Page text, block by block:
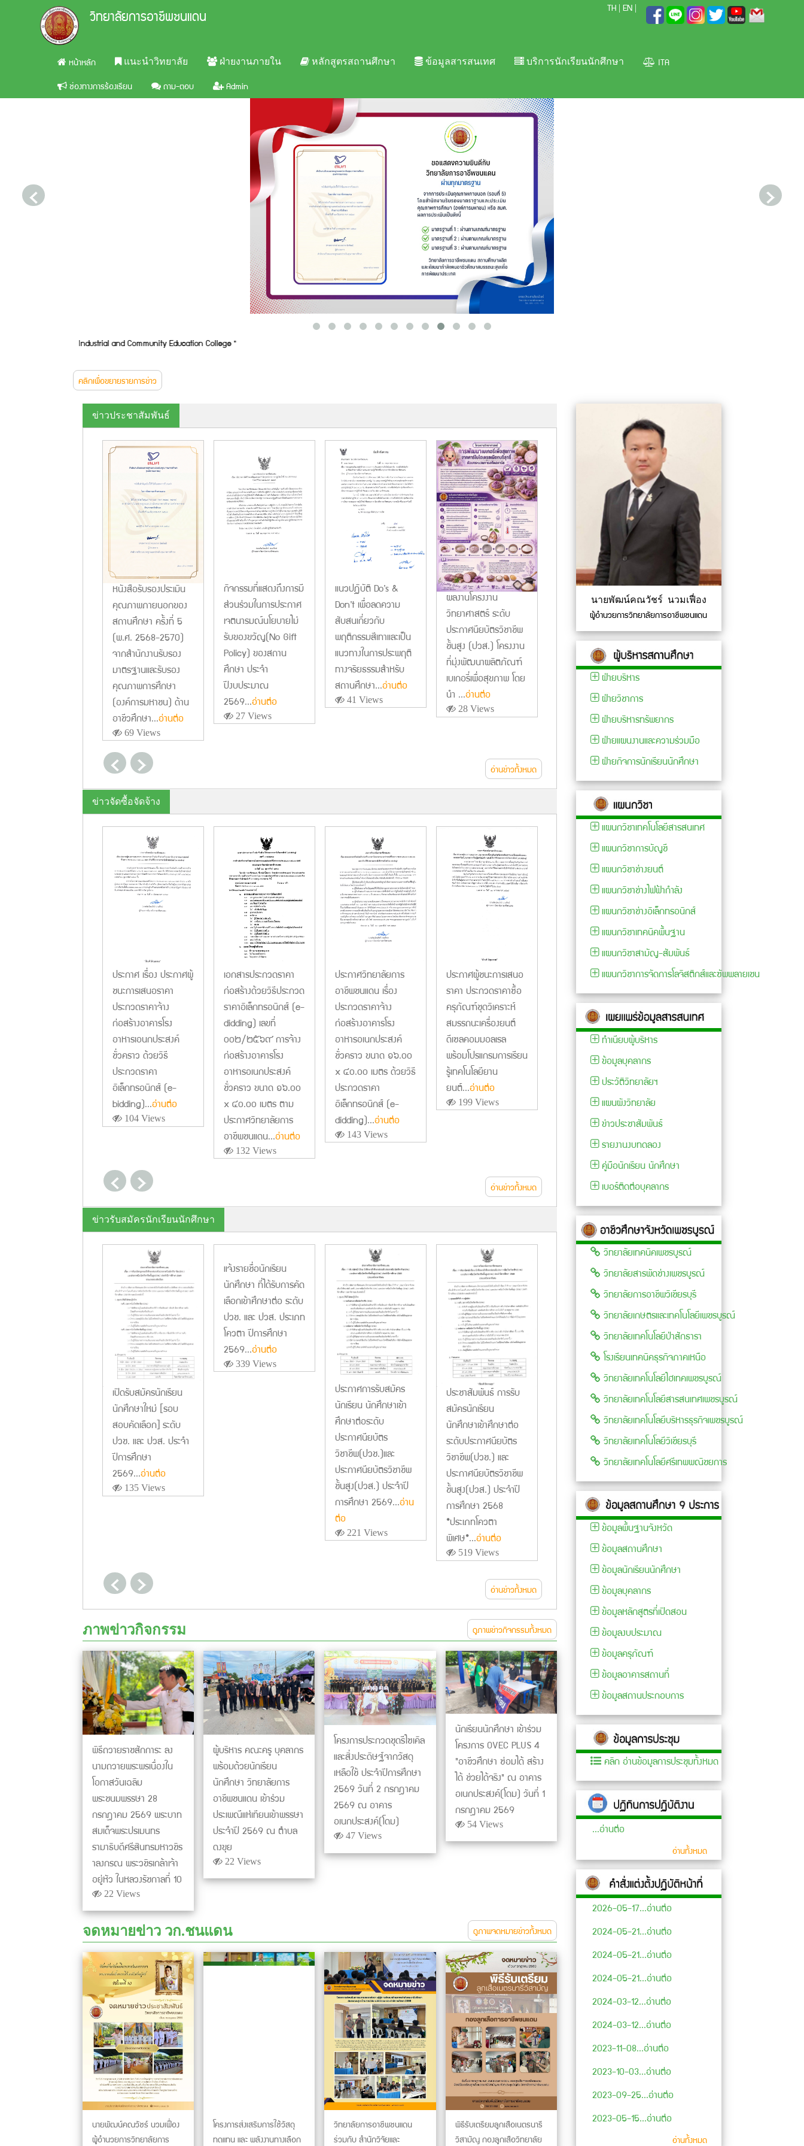
วิทยาลัยการอาชีพชนแดน TH EN
หน้าหลัก แนะนำวิทยาลัย ฝ่ายงานภายใน หลักสูตรสถานศึกษา ข้อมูลสารสนเทศ บริการนักเรียนนักศึกษา
ITA
ช่องทางการร้องเรียน
ถาม-ตอบ Admin
Industrial and Community Education College "
คลิกเพื่อขยายรายการข่าว
ข่าวประชาสัมพันธ์
หนังสือรับรองประเมิน
คุณภาพภายนอกของ
สถานศึกษา ครั้งที่ 5
(พ.ศ. 2568-2570)
จากสำนักงานรับรอง
มาตรฐานและรับรอง
คุณภาพการศึกษา
(องค์การมหาชน) ด้าน
อาชีวศึกษา...อ่านต่อ
69 Views
กิจกรรมที่แสดงถึงการมี
ส่วนร่วมในการประกาศ
เจตนารมณ์นโยบายไม่
รับของขวัญ(No Gift
Policy) ของสถาน
ศึกษา ประจำ
ปีงบประมาณ
2569...อ่านต่อ
27 Views
แนวปฏิบัติ Do’s &
Don’t เพื่อลดความ
สับสนเกี่ยวกับ
พฤติกรรมสีเทาและเป็น
แนวทางในการประพฤติ
ทางจริยธรรมสําหรับ
สถานศึกษา...อ่านต่อ
41 Views
ผลงานโครงงาน
วิทยาศาสตร์ ระดับ
ประกาศนียบัตรวิชาชีพ
ชั้นสูง (ปวส.) โครงงาน
ที่มุ่งพัฒนาผลิตภัณฑ์
เบเกอรี่เพื่อสุขภาพ โดย
นำ ...อ่านต่อ
28 Views
รางวัลชนะเลิศอันดับที่ 1
"การพัฒนาเบอเกอรี่
เพื่อสุขภาพจาก
คาร์โบไฮเดรตบริสุทธิ์
ด้วยกระบวนการสกัดส
ตาร์ช "การประกวดโครง
งานวิทยาศาสตร์
อาชีวศึกษา ระดับ
สำนักงานอาชีวศึกษา
จังหวัดเพชรบูรณ์
(ระดับชั้น ปวส.)...อ่าน
รางวัลชมเชย " โครง
งานการศึกษาการสร้าง
ลวดลายเชิงสร้างสรรค์
บนผ้าด้วยแป้งข้าวโพด
และโซเดียมไฮโปคลอไรต์
" การประกวดโครงงาน
วิทยาศาสตร์
อาชีวศึกษา ระดับ
สำนักงานอาชีวศึกษา
จังหวัดเพชรบูรณ์
อ่านข่าวทั้งหมด
ข่าวจัดซื้อจัดจ้าง
ประกาศ เรื่อง ประกาศผู้
ชนะการเสนอราคา
ประกวดราคาจ้าง
ก่อสร้างอาคารโรง
อาหารเอนกประสงค์
ชั่วคราว ด้วยวิธี
ประกวดราคา
อิเล็กทรอนิกส์ (e-
bidding)...อ่านต่อ
104 Views
เอกสารประกวดราคา
ก่อสร้างด้วยวิธีประกวด
ราคาอิเล็กทรอนิกส์ (e-
didding) เลขที่
๐๐๒/๒๕๖๙ การจ้าง
ก่อสร้างอาคารโรง
อาหารอเนกประสงค์
ชั่วคราว ขนาด ๑๖.๐๐
x ๔๐.๐๐ เมตร ตาม
ประกาศวิทยาลัยการ
อาชีพชนแดน...อ่านต่อ
132 Views
ประกาศวิทยาลัยการ
อาชีพชนแดน เรื่อง
ประกวดราคาจ้าง
ก่อสร้างอาคารโรง
อาหารอเนกประสงค์
ชั่วคราว ขนาด ๑๖.๐๐
x ๔๐.๐๐ เมตร ด้วยวิธี
ประกวดราคา
อิเล็กทรอนิกส์ (e-
didding)...อ่านต่อ
143 Views
ประกาศผู้ชนะการเสนอ
ราคา ประกวดราคาซื้อ
ครุภัณฑ์ชุดวิเคราะห์
สมรรถนะเครื่องยนต์
ดีเซลคอมมอลเรล
พร้อมโปรแกรมการเรียน
รู้เทคโนโลยียาน
ยนต์...อ่านต่อ
199 Views
เอกสารประกวดราคาซื้อ
ด้วยการประกวดราคา
อิเล็กทรอนิกส์ (e-
bidding) การซื้อ
ครุภัณฑ์ชุดวิเคราะห์
สมรรถนะเครื่องยนต์
ดีเซลคอมมอลเรลพร้อม
โปรแกรมการเรียนรู้
เทคโนโลยียานยนต์ ตาม
ประกาศวิทยาลัยการ
อาชีพชนแดน ...
191 Views
ประกาศ วิทยาลัยการ
อาชีพชนแดน เรื่อง
ประกวดราคาซื้อ
ครุภัณฑ์ชุดวิเคราะห์และ
อ่านข่าวทั้งหมด
ข่าวรับสมัครนักเรียนนักศึกษา
เปิดรับสมัครนักเรียน
นักศึกษาใหม่ [รอบ
สอบคัดเลือก] ระดับ
ปวช. และ ปวส. ประจำ
ปีการศึกษา
2569...อ่านต่อ
135 Views
แจ้งรายชื่อนักเรียน
นักศึกษา ที่ได้รับการคัด
เลือกเข้าศึกษาต่อ ระดับ
ปวช. และ ปวส. ประเภท
โควตา ปีการศึกษา
2569...อ่านต่อ
339 Views
ประกาศการรับสมัคร
นักเรียน นักศึกษาเข้า
ศึกษาต่อระดับ
ประกาศนียบัตร
วิชาชีพ(ปวช.)และ
ประกาศนียบัตรวิชาชีพ
ชั้นสูง(ปวส.) ประจำปี
การศึกษา 2569...อ่าน
ต่อ
221 Views
ประชาสัมพันธ์ การรับ
สมัครนักเรียน
นักศึกษาเข้าศึกษาต่อ
ระดับประกาศนียบัตร
วิชาชีพ(ปวช.) และ
ประกาศนียบัตรวิชาชีพ
ชั้นสูง(ปวส.) ประจำปี
การศึกษา 2568
*ประเภทโควตา
พิเศษ*...อ่านต่อ
519 Views
การรับสมัครบุคคลเข้า
ศึกษาต่อระดับ ปวช.
และระดับ ปวส. ประจำปี
การศึกษา 2567...
อ่าน
629 Views
ประกาศ เรื่อง การรับ
สมัครบุคคลเข้าศึกษา
ต่อระดับ(ปวช.)
และ(ปวส.) ประจำปีการ
ศึกษา 2566 ประเภท
อ่านข่าวทั้งหมด
ภาพข่าวกิจกรรม ดูภาพข่าวกิจกรรมทั้งหมด
พิธีถวายราชสักการะ ลง
นามถวายพระพรเนื่องใน
โอกาสวันเฉลิม
พระชนมพรรษา 28
กรกฎาคม 2569 พระบาท
สมเด็จพระปรเมนทร
รามาธิบดีศรีสินทรมหาวชิร
าลงกรณ พระวชิรเกล้าเจ้า
อยู่หัว ในหลวงรัชกาลที่ 10
22 Views
ผู้บริหาร คณะครู บุคลากร
พร้อมด้วยนักเรียน
นักศึกษา วิทยาลัยการ
อาชีพชนแดน เข้าร่วม
ประเพณีแห่เทียนเข้าพรรษา
ประจำปี 2569 ณ ตำบล
ดงขุย
22 Views
โครงการประกวดชุดรีไซเคิล
และสิ่งประดิษฐ์จากวัสดุ
เหลือใช้ ประจำปีการศึกษา
2569 วันที่ 2 กรกฎาคม
2569 ณ อาคาร
อเนกประสงค์(โดม)
47 Views
นักเรียนนักศึกษา เข้าร่วม
โครงการ OVEC PLUS 4
"อาชีวศึกษา ซ่อมได้ สร้าง
ได้ ช่วยได้จริง" ณ อาคาร
อเนกประสงค์(โดม) วันที่ 1
กรกฎาคม 2569
54 Views
จดหมายข่าว วก.ชนแดน ดูภาพจดหมายข่าวทั้งหมด
นายพัฒน์คณวัชร์ นวมเฟื่อง
ผู้อำนวยการวิทยาลัยการ
โครงการส่งเสริมการใช้วัสดุ
ทดแทน และ พลังงานทางเลือก
วิทยาลัยการอาชีพชนแดน
ร่วมกับ สำนักวิจัยและ
พิธีรับเตรียมลูกเสือเนตรนารี
วิสามัญ กองลูกเสือวิทยาลัย
นายพัฒน์คณวัชร์ นวมเฟื่อง
ผู้อำนวยการวิทยาลัยการอาชีพชนแดน
ฝ่ายบริหาร
ฝ่ายวิชาการ
ฝ่ายบริหารทรัพยากร
ฝ่ายแผนงานและความร่วมมือ
ฝ่ายกิจการนักเรียนนักศึกษา
แผนกวิชาเทคโนโลยีสารสนเทศ
แผนกวิชาการบัญชี
แผนกวิชาช่างยนต์
แผนกวิชาช่างไฟฟ้ากำลัง
แผนกวิชาช่างอิเล็กทรอนิกส์
แผนกวิชาเทคนิคพื้นฐาน
แผนกวิชาสามัญ-สัมพันธ์
แผนกวิชาการจัดการโลจิสติกส์และซัพพลายเชน
ทำเนียบผู้บริหาร
ข้อมูลบุคลากร
ประวัติวิทยาลัยฯ
แผนผังวิทยาลัย
ข่าวประชาสัมพันธ์
รายงานงบทดลอง
คู่มือนักเรียน นักศึกษา
เบอร์ติดต่อบุคลากร
วิทยาลัยเทคนิคเพชรบูรณ์
วิทยาลัยสารพัดช่างเพชรบูรณ์
วิทยาลัยการอาชีพวิเชียรบุรี
วิทยาลัยเกษตรและเทคโนโลยีเพชรบูรณ์
วิทยาลัยเทคโนโลยีป่าสักธารา
โรงเรียนเทคนิคธุรกิจภาคเหนือ
วิทยาลัยเทคโนโลยีไฮเทคเพชรบูรณ์
วิทยาลัยเทคโนโลยีสารสนเทศเพชรบูรณ์
วิทยาลัยเทคโนโลยีบริหารธุรกิจเพชรบูรณ์
วิทยาลัยเทคโนโลยีวิเชียรบุรี
วิทยาลัยเทคโนโลยีศรีเทพพณิชยการ
ข้อมูลพื้นฐานจังหวัด
ข้อมูลสถานศึกษา
ข้อมูลนักเรียนนักศึกษา
ข้อมูลบุคลากร
ข้อมูลหลักสูตรที่เปิดสอน
ข้อมูลงบประมาณ
ข้อมูลครุภัณฑ์
ข้อมูลอาคารสถานที่
ข้อมูลสถานประกอบการ
คลิก อ่านข้อมูลการประชุมทั้งหมด
...อ่านต่อ
อ่านทั้งหมด
2026-05-17...อ่านต่อ
2024-05-21...อ่านต่อ
2024-05-21...อ่านต่อ
2024-05-21...อ่านต่อ
2024-03-12...อ่านต่อ
2024-03-12...อ่านต่อ
2023-11-08...อ่านต่อ
2023-10-03...อ่านต่อ
2023-09-25...อ่านต่อ
2023-05-15...อ่านต่อ
อ่านทั้งหมด